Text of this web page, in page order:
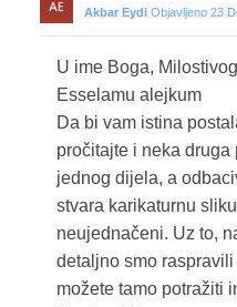
Akbar Eydi Objavljeno 23
U ime Boga,
Esselamu alejkum
Da bi vam istina
pročitajte i neka
jednog dijela, a
stvara karikaturnu
neujednačeni. Uz to,
detaljno smo
možete tamo potražiti